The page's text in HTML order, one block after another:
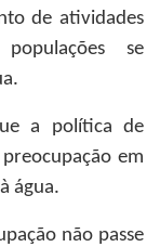
de atividades
se
a política de
em
água.
não passe